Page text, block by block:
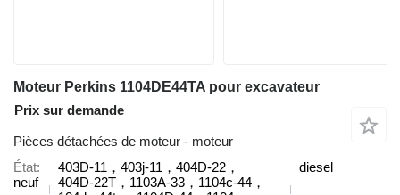
Moteur Perkins 1104DE44TA pour excavateur
Prix sur demande
Pièces détachées de moteur - moteur
État
neuf
403D-11，403j-11，404D‑22，
404D‑22T，1103A-33，1104c-44，
diesel